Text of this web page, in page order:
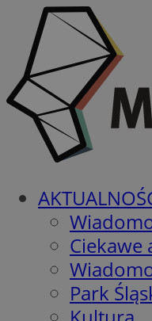
Ciekawe
Park